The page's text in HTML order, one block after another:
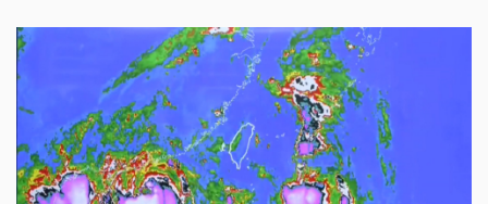
地區留意間歇性降雨。